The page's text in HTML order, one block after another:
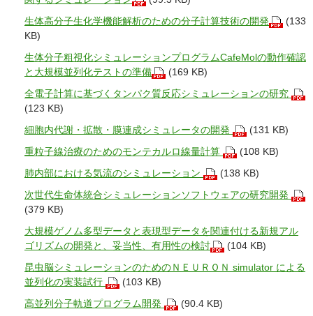
生体高分子生化学機能解析のための分子計算技術の開発
(133
KB)
生体分子粗視化シミュレーションプログラムCafeMolの動作確認
と大規模並列化テストの準備
(169 KB)
全電子計算に基づくタンパク質反応シミュレーションの研究
(123 KB)
細胞内代謝・拡散・膜連成シミュレータの開発
(131 KB)
重粒子線治療のためのモンテカルロ線量計算
(108 KB)
肺内部における気流のシミュレーション
(138 KB)
次世代生命体統合シミュレーションソフトウェアの研究開発
(379 KB)
大規模ゲノム多型データと表現型データを関連付ける新規アル
ゴリズムの開発と、妥当性、有用性の検討
(104 KB)
昆虫脳シミュレーションのためのＮＥＵＲＯＮ simulator による
並列化の実装試行
(103 KB)
高並列分子軌道プログラム開発
(90.4 KB)